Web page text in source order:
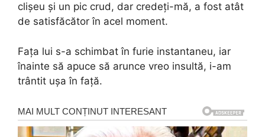
clișeu și un pic crud, dar credeți-mă, a fost atât
de satisfăcător în acel moment.
Fața lui s-a schimbat în furie instantaneu, iar
înainte să apuce să arunce vreo insultă, i-am
trântit ușa în față.